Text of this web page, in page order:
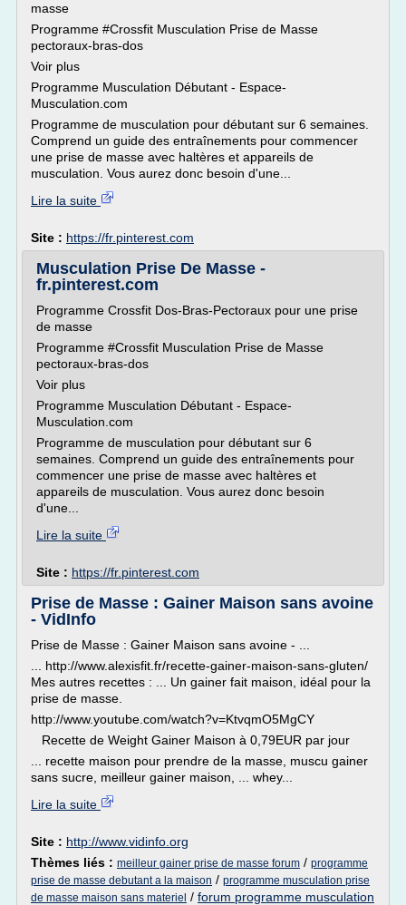
masse
Programme #Crossfit Musculation Prise de Masse
pectoraux-bras-dos
Voir plus
Programme Musculation Débutant - Espace-
Musculation.com
Programme de musculation pour débutant sur 6 semaines.
Comprend un guide des entraînements pour commencer
une prise de masse avec haltères et appareils de
musculation. Vous aurez donc besoin d'une...
Lire la suite
Site : https://fr.pinterest.com
Musculation Prise De Masse -
fr.pinterest.com
Programme Crossfit Dos-Bras-Pectoraux pour une prise
de masse
Programme #Crossfit Musculation Prise de Masse
pectoraux-bras-dos
Voir plus
Programme Musculation Débutant - Espace-
Musculation.com
Programme de musculation pour débutant sur 6
semaines. Comprend un guide des entraînements pour
commencer une prise de masse avec haltères et
appareils de musculation. Vous aurez donc besoin
d'une...
Lire la suite
Site : https://fr.pinterest.com
Prise de Masse : Gainer Maison sans avoine
- VidInfo
Prise de Masse : Gainer Maison sans avoine - ...
... http://www.alexisfit.fr/recette-gainer-maison-sans-gluten/
Mes autres recettes : ... Un gainer fait maison, idéal pour la
prise de masse.
http://www.youtube.com/watch?v=KtvqmO5MgCY
Recette de Weight Gainer Maison à 0,79EUR par jour
... recette maison pour prendre de la masse, muscu gainer
sans sucre, meilleur gainer maison, ... whey...
Lire la suite
Site : http://www.vidinfo.org
Thèmes liés : meilleur gainer prise de masse forum / programme
prise de masse debutant a la maison / programme musculation prise
de masse maison sans materiel / forum programme musculation